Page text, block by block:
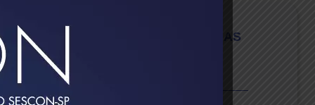
CATEGORIAS